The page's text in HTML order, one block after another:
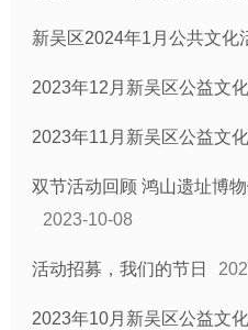
新吴区2024年1月公共文化
2023年12月新吴区公益文
2023年11月新吴区公益文
双节活动回顾 鸿山遗址博
2023-10-08
活动招募，我们的节日
2023年10月新吴区公益文